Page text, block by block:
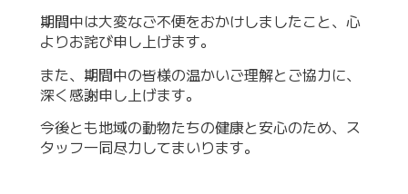
期間中は大変なご不便をおかけしましたこと、心
よりお詫び申し上げます。
また、期間中の皆様の温かいご理解とご協力に、
深く感謝申し上げます。
今後とも地域の動物たちの健康と安心のため、ス
タッフ一同尽力してまいります。